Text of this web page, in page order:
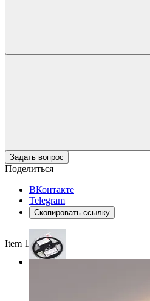
Задать вопрос
Поделиться
ВКонтакте
Telegram
Скопировать ссылку
Item 1 of 3